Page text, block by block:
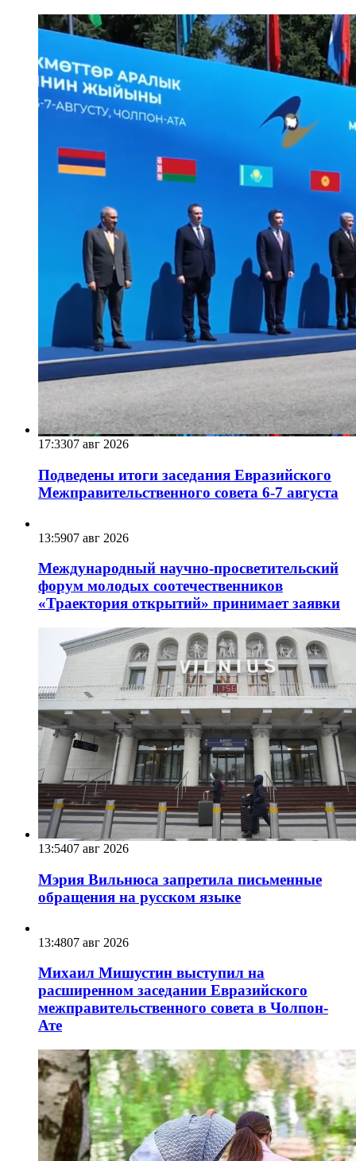
17:3307 авг 2026
Подведены итоги заседания Евразийского
Межправительственного совета 6-7 августа
13:5907 авг 2026
Международный научно-просветительский
форум молодых соотечественников
«Траектория открытий» принимает заявки
13:5407 авг 2026
Мэрия Вильнюса запретила письменные
обращения на русском языке
13:4807 авг 2026
Михаил Мишустин выступил на
расширенном заседании Евразийского
межправительственного совета в Чолпон-
Ате